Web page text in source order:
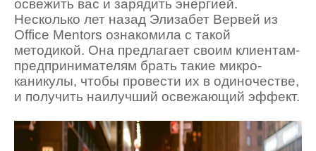
освежить вас и зарядить энергией.
Несколько лет назад Элизабет Вервей из
Office Mentors ознакомила с такой
методикой. Она предлагает своим клиентам-
предпринимателям брать такие микро-
каникулы, чтобы провести их в одиночестве,
и получить наилучший освежающий эффект.